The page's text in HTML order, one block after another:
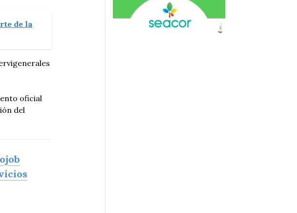
de la
oficial
del